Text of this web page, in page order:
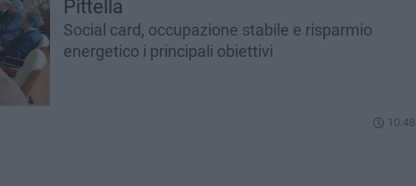
Pittella
Social card, occupazione stabile e risparmio
energetico i principali obiettivi
10.48